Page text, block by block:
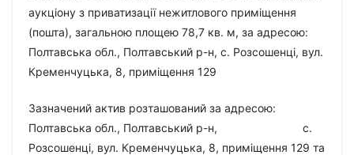
аукціону з приватизації нежитлового приміщення
(пошта), загальною площею 78,7 кв. м, за адресою:
Полтавська обл., Полтавський р-н, с. Розсошенці, вул.
Кременчуцька, 8, приміщення 129
Зазначений актив розташований за адресою:
Полтавська обл., Полтавський р-н, с.
Розсошенці, вул. Кременчуцька, 8, приміщення 129 та